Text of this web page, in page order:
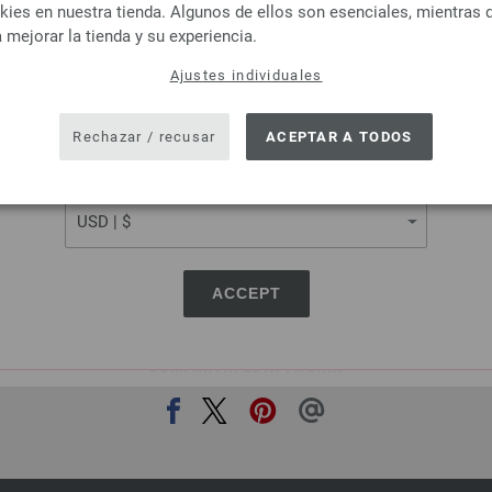
ACCEPT
en nuestra tienda. Algunos de ellos son esenciales, mientras
mejorar la tienda y su experiencia.
Ajustes individuales
Rechazar / recusar ACEPTAR A TODOS
Lana Grossa
Baby Uni/Print 50g
aprox. 220 m / 50 g
de las agujas: 2,5 - 3
3,74 € - 5,46 €
Lana Grossa
Longitud: aprox. 160 m /
Grosor de las agujas:
4,16 €
4,86 $
COMPARTIR ESTA PÁGINA